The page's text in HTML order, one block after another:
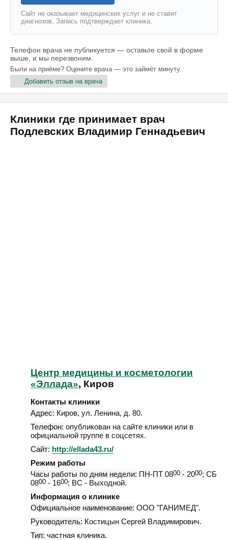
Сайт не оказывает медицинских услуг и не ставит
диагнозов. Запись подтверждает клиника.
Телефон врача не публикуется — оставьте свой в форме
выше, и мы перезвоним.
Были на приёме? Оцените врача — это займёт минуту.
Добавить отзыв на врача
Клиники где принимает врач
Подлевских Владимир Геннадьевич
Центр медицины и косметологии
«Эллада», Киров
Контакты клиники
Адрес: Киров, ул. Ленина, д. 80.
Телефон: опубликован на сайте клиники или в
официальной группе в соцсетях.
Сайт: http://ellada43.ru/
Режим работы
Часы работы по дням недели: ПН-ПТ 0800 - 2000; СБ
0800 - 1600; ВС - Выходной.
Информация о клинике
Официальное наименование: ООО "ГАНИМЕД".
Руководитель: Костицын Сергей Владимирович.
Тип: частная клиника.